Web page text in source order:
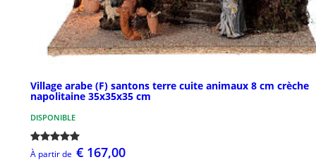
Village arabe (F) santons terre cuite animaux 8 cm crèche
napolitaine 35x35x35 cm
DISPONIBLE
À partir de € 167,00